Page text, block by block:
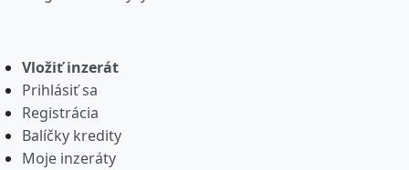
Vložiť inzerát
Prihlásiť sa
Registrácia
Balíčky kredity
Moje inzeráty